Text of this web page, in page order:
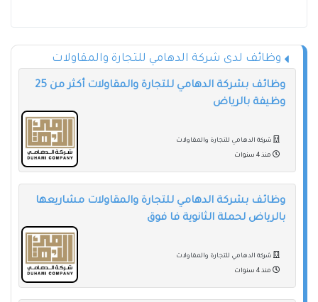
وظائف لدى شركة الدهامي للتجارة والمقاولات
وظائف بشركة الدهامي للتجارة والمقاولات أكثر من 25
وظيفة بالرياض
شركة الدهامي للتجارة والمقاولات
منذ 4 سنوات
وظائف بشركة الدهامي للتجارة والمقاولات مشاريعها
بالرياض لحملة الثانوية فا فوق
شركة الدهامي للتجارة والمقاولات
منذ 4 سنوات